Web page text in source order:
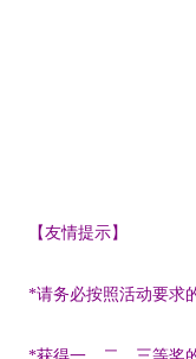
【友情提示】
*请务必按照活动要求